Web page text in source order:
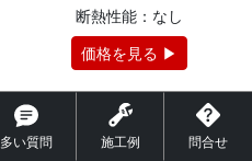
多い質問 施工例 問合せ
断熱性能：なし
価格を見る ▶